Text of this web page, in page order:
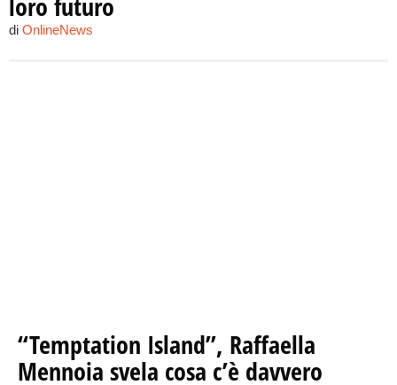
di OnlineNews
“Temptation Island”, Raffaella
Mennoia svela cosa c’è davvero